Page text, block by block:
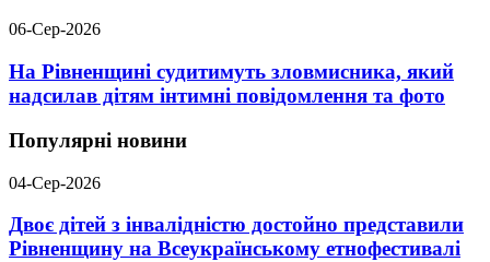
06-Сер-2026
На Рівненщині судитимуть зловмисника, який
надсилав дітям інтимні повідомлення та фото
Популярні новини
04-Сер-2026
Двоє дітей з інвалідністю достойно представили
Рівненщину на Всеукраїнському етнофестивалі